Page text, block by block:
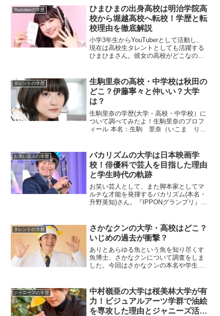
Youtuberの学歴
ひまひまの出身高校は明治学院高
校から堀越高校へ転校！学歴と転
校理由を徹底解説
小学3年生からYouTuberとして活動し、
現在は高校生タレントとしても活躍する
ひまひまさん。彼女の高校がどこなの
明治学院高校に進学しましたが、その後
芸能人御用達の堀越...
タレントの学歴
生駒里奈の高校・中学校は秋田の
どこ？伊藤寧々と仲いい？大学
は？
生駒里奈の学歴(大学・高校・中学校）に
ついて調べてみたよ！生駒里奈のプロフ
ィール 本名：生駒 里奈（いこま り
利本荘市 血液型：AB型 身長：1554㎝
生...
お笑い芸人の学歴
バカリズムの大学は日本映画学
校！俳優科で芸人を目指した理由
と学生時代の軌跡
お笑い芸人として、また脚本家としてマ
ルチな才能を発揮するバカリズム(本名・
升野英知)さん。『IPPONグランプリ』で
ています。そんなバカリズムさんの学歴
について検索する...
タレントの学歴
さかなクンの大学・高校はどこ？
いじめの過去が衝撃？
ありとあらゆる魚という魚を知り尽くす
魚博士、さかなクンについて調査をしま
した。今回はさかなクンの本名や学生時
もまとめているので、この記事を読めば
さかなクンの人柄について...
ジャニーズの学歴
中村嶺亜の大学は桜美林大学が有
力！ビジュアルアーツ学群で油絵
を専攻した理由とジャニーズ活動